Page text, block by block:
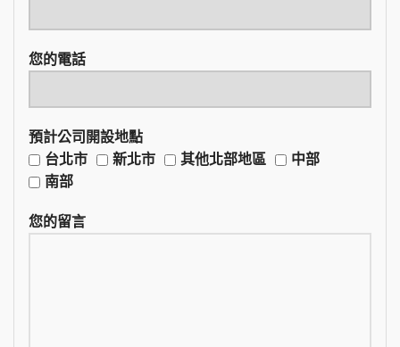
您的電話
預計公司開設地點
台北市
新北市 其他北部地區
中部
南部
您的留言